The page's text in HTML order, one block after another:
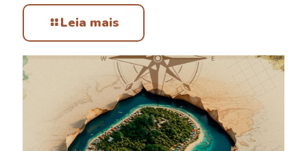
Leia mais